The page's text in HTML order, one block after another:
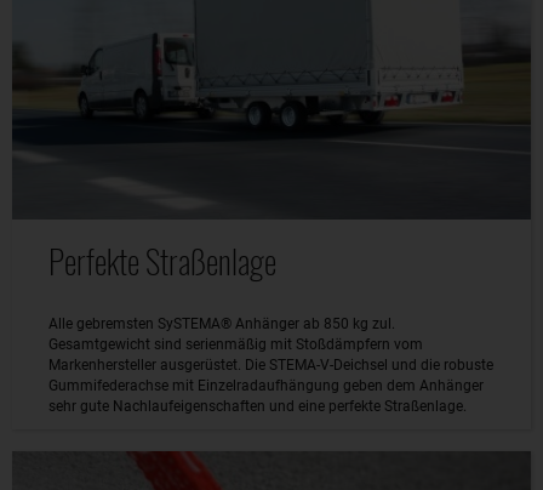
Perfekte Straßenlage
Alle gebremsten SySTEMA® Anhänger ab 850 kg zul.
Gesamtgewicht sind serienmäßig mit Stoßdämpfern vom
Markenhersteller ausgerüstet. Die STEMA-V-Deichsel und die robuste
Gummifederachse mit Einzelradaufhängung geben dem Anhänger
sehr gute Nachlaufeigenschaften und eine perfekte Straßenlage.